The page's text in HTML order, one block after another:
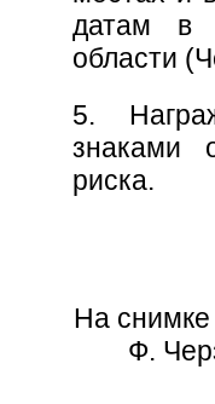
датам в
области
5.
знаками
риска.
На
Ф.